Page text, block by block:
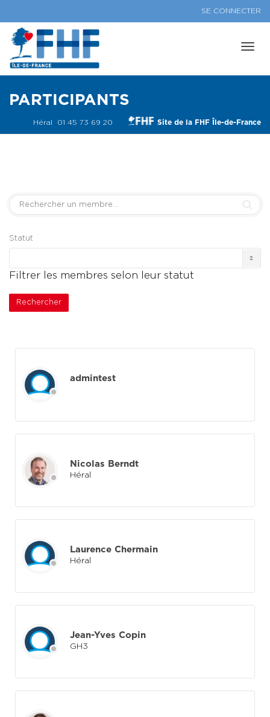
SE CONNECTER
PARTICIPANTS
Héral 01 45 73 69 20 Site de la FHF Île-de-France
Statut
Filtrer les membres selon leur statut
Rechercher
des
membres
admintest
Nicolas Berndt
Héral
Laurence Chermain
Héral
Jean-Yves Copin
GH3